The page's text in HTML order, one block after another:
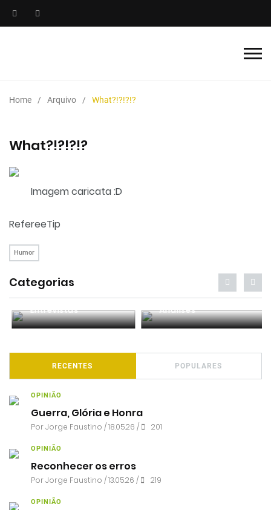
Home Arquivo What?!?!?!?
What?!?!?!?
Imagem caricata :D
RefereeTip
Humor
Categorias
Entrevistas Análises
RECENTES POPULARES
OPINIÃO
Guerra, Glória e Honra
PorJorge Faustino / 18.05.26 / 201
OPINIÃO
Reconhecer os erros
PorJorge Faustino / 13.05.26 / 219
OPINIÃO